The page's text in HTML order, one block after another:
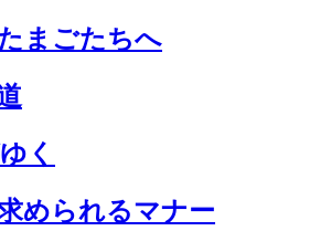
まごたちへ
く
められるマナー